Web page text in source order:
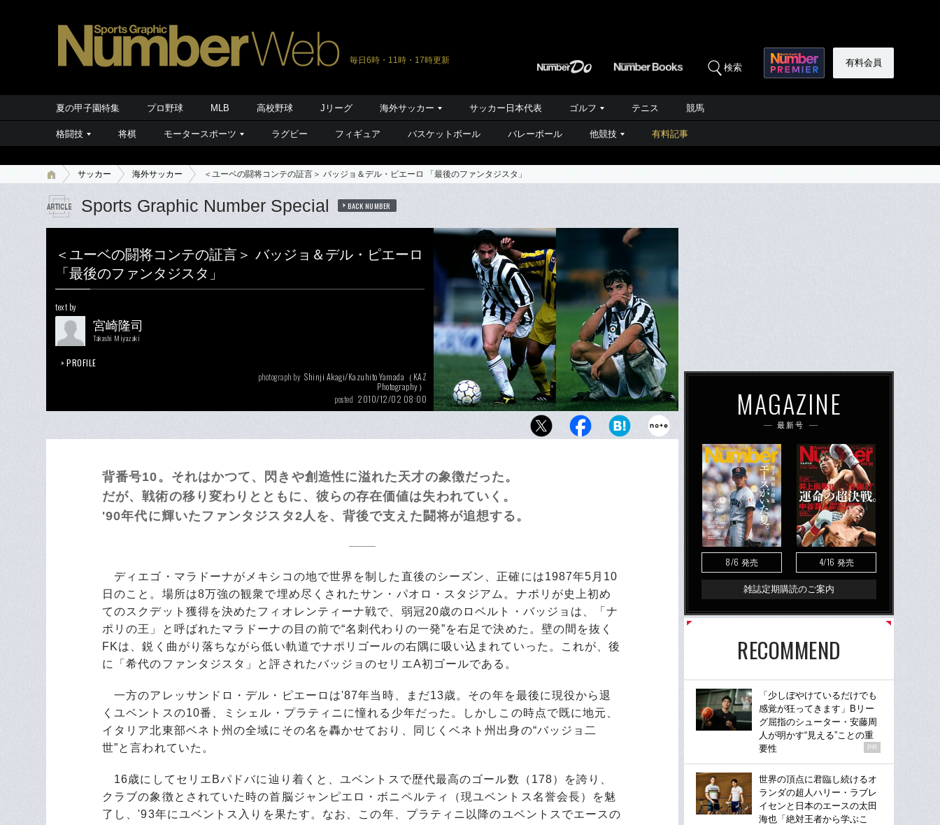
毎日6時・11時・17時更新
検索 有料会員
夏の甲子園特集 プロ野球 MLB 高校野球 Jリーグ 海外サッカー サッカー日本代表 ゴルフ テニス 競馬
格闘技 将棋 モータースポーツ ラグビー フィギュア バスケットボール バレーボール 他競技 有料記事
サッカー 海外サッカー ＜ユーベの闘将コンテの証言＞ バッジョ＆デル・ピエーロ 「最後のファンタジスタ」
Sports Graphic Number Special BACK NUMBER
＜ユーベの闘将コンテの証言＞ バッジョ＆デル・ピエーロ
「最後のファンタジスタ」
text by
宮崎隆司
Takashi Miyazaki
PROFILE
photograph by Shinji Akagi/Kazuhito Yamada（KAZ
Photography）
posted 2010/12/02 08:00
背番号10。それはかつて、閃きや創造性に溢れた天才の象徴だった。
だが、戦術の移り変わりとともに、彼らの存在価値は失われていく。
'90年代に輝いたファンタジスタ2人を、背後で支えた闘将が追想する。
ディエゴ・マラドーナがメキシコの地で世界を制した直後のシーズン、正確には1987年5月10
日のこと。場所は8万強の観衆で埋め尽くされたサン・パオロ・スタジアム。ナポリが史上初め
てのスクデット獲得を決めたフィオレンティーナ戦で、弱冠20歳のロベルト・バッジョは、「ナ
ポリの王」と呼ばれたマラドーナの目の前で“名刺代わりの一発”を右足で決めた。壁の間を抜く
FKは、鋭く曲がり落ちながら低い軌道でナポリゴールの右隅に吸い込まれていった。これが、後
に「希代のファンタジスタ」と評されたバッジョのセリエA初ゴールである。
一方のアレッサンドロ・デル・ピエーロは'87年当時、まだ13歳。その年を最後に現役から退
くユベントスの10番、ミシェル・プラティニに憧れる少年だった。しかしこの時点で既に地元、
イタリア北東部ベネト州の全域にその名を轟かせており、同じくベネト州出身の“バッジョ二
世”と言われていた。
16歳にしてセリエBパドバに辿り着くと、ユベントスで歴代最高のゴール数（178）を誇り、
クラブの象徴とされていた時の首脳ジャンピエロ・ボニペルティ（現ユベントス名誉会長）を魅
了し、'93年にユベントス入りを果たす。なお、この年、プラティニ以降のユベントスでエースの
MAGAZINE
最新号
8/6 発売 4/16 発売
雑誌定期購読のご案内
RECOMMEND
「少しぼやけているだけでも
感覚が狂ってきます」Bリー
グ屈指のシューター・安藤周
人が明かす“見える”ことの重
要性
PR
世界の頂点に君臨し続けるオ
ランダの超人ハリー・ラブレ
イセンと日本のエースの太田
海也「絶対王者から学ぶこ